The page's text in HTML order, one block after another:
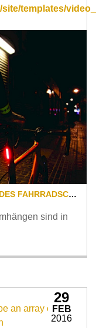
templates/
NEU VON HIPLOK: REFLEKTIERENDES FAHRRADSCHLOSS FÜR MEHR SICHERHEIT IM STRASSENVERKEHR
sind in
an array or an
29
FEB
2016